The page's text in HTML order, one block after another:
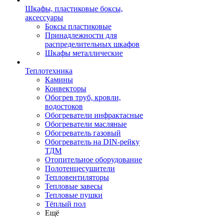
Шкафы, пластиковые боксы,
аксессуары
Боксы пластиковые
Принадлежности для
распределительных шкафов
Шкафы металлические
Теплотехника
Камины
Конвекторы
Обогрев труб, кровли,
водостоков
Обогреватели инфрактасные
Обогреватели масляные
Обогреватель газовый
Обогреватель на DIN-рейку
ТДМ
Отопительное оборудование
Полотенцесушители
Тепловентиляторы
Тепловые завесы
Тепловые пушки
Тёплый пол
Ещё